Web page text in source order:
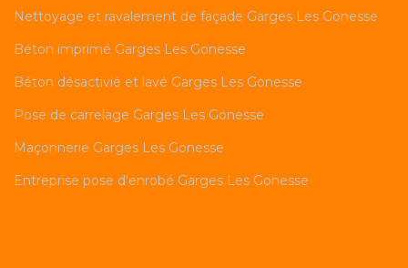
Nettoyage et ravalement de façade Garges Les Gonesse
Béton imprimé Garges Les Gonesse
Béton désactivié et lavé Garges Les Gonesse
Pose de carrelage Garges Les Gonesse
Maçonnerie Garges Les Gonesse
Entreprise pose d'enrobé Garges Les Gonesse